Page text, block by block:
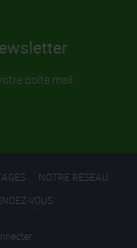
boîte mail
NOTRE RÉSEAU
VOUS